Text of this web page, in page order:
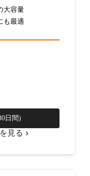
大容量
も最適
日間)
見る